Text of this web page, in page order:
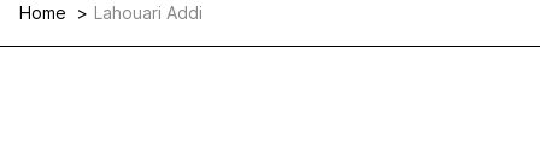
Home Lahouari Addi